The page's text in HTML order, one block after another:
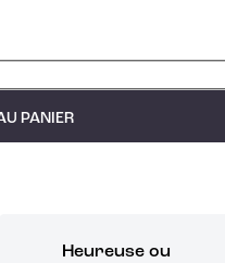
PANIER
Heureuse ou